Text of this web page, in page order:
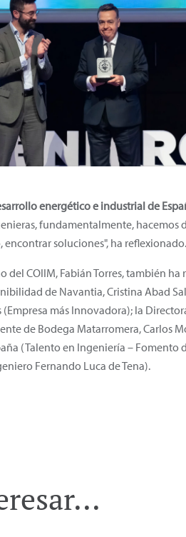
energético e industrial de
fundamentalmente,
soluciones", ha reflexionado.
COIIM, Fabián Torres, también
de Navantia, Cristina Abad
más Innovadora); la
de Bodega Matarromera, Carlos
(Talento en Ingeniería – Fomento
Fernando Luca de Tena).